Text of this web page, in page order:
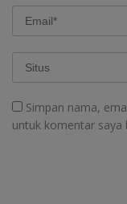
Simpan nama,
untuk komentar saya